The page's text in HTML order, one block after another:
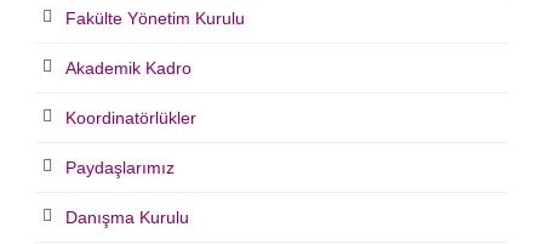
Fakülte Yönetim Kurulu
Akademik Kadro
Koordinatörlükler
Paydaşlarımız
Danışma Kurulu